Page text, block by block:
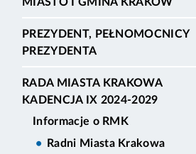
PREZYDENT, PEŁNOMOCNICY
PREZYDENTA
RADA MIASTA KRAKOWA
KADENCJA IX 2024-2029
Informacje o RMK
Radni Miasta Krakowa